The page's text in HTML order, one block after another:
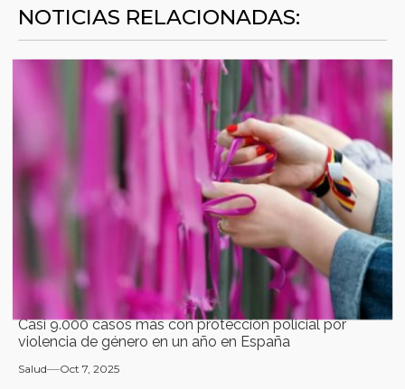
NOTICIAS RELACIONADAS:
Casi 9.000 casos más con protección policial por
violencia de género en un año en España
Salud Oct 7, 2025